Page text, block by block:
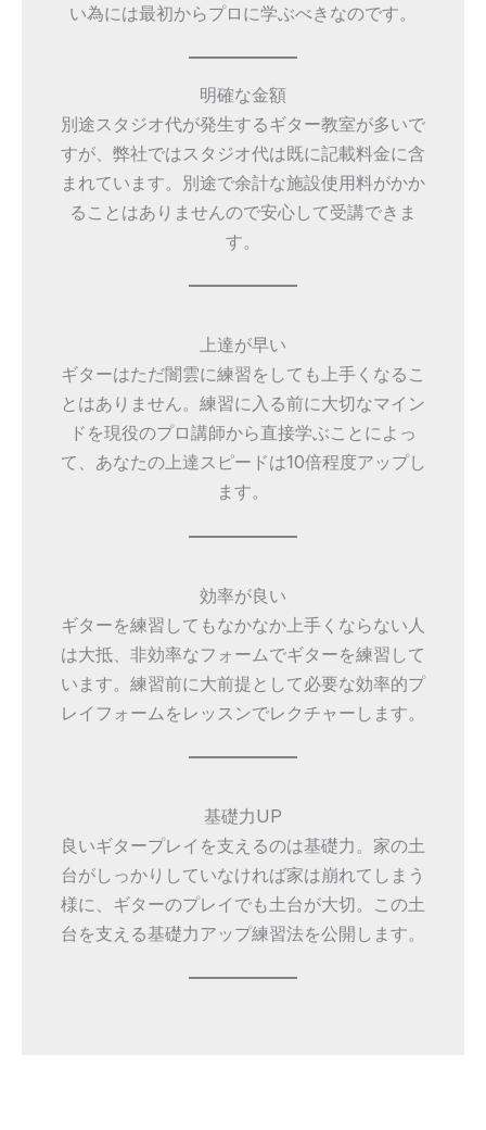
い為には最初からプロに学ぶべきなのです。
明確な金額
別途スタジオ代が発生するギター教室が多いで
すが、弊社ではスタジオ代は既に記載料金に含
まれています。別途で余計な施設使用料がかか
ることはありませんので安心して受講できま
す。
上達が早い
ギターはただ闇雲に練習をしても上手くなるこ
とはありません。練習に入る前に大切なマイン
ドを現役のプロ講師から直接学ぶことによっ
て、あなたの上達スピードは10倍程度アップし
ます。
効率が良い
ギターを練習してもなかなか上手くならない人
は大抵、非効率なフォームでギターを練習して
います。練習前に大前提として必要な効率的プ
レイフォームをレッスンでレクチャーします。
基礎力UP
良いギタープレイを支えるのは基礎力。家の土
台がしっかりしていなければ家は崩れてしまう
様に、ギターのプレイでも土台が大切。この土
台を支える基礎力アップ練習法を公開します。